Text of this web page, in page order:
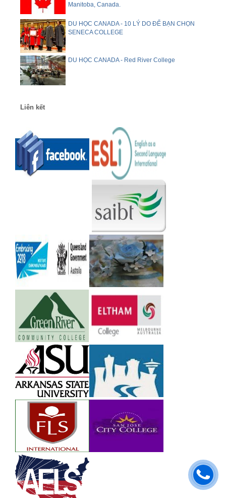
Manitoba, Canada.
DU HỌC CANADA - 10 LÝ DO ĐỂ BẠN CHỌN
SENECA COLLEGE
DU HỌC CANADA - Red River College
Liên kết